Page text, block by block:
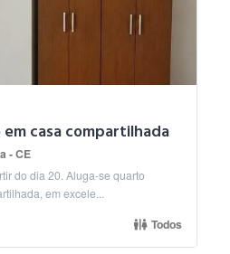
casa compartilhada
- CE
Aluga-se quarto
em excele...
Todos